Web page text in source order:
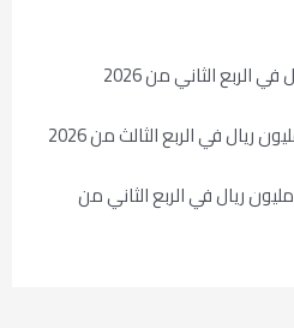
“سينومي سنترز” تربح 385.7 مليون ريال في الربع الثاني من